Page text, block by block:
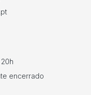
encerrado